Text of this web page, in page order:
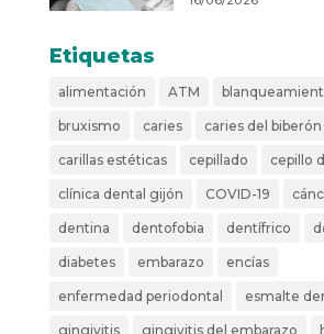
Etiquetas
alimentación ATM
bruxismo caries caries del biberón
carillas estéticas cepillado cepillo
clínica dental gijón COVID-19
dentina dentofobia dentífrico
diabetes embarazo encías
enfermedad periodontal esmalte
gingivitis gingivitis del embarazo